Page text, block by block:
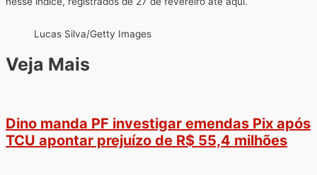
Lucas Silva/Getty Images
Veja Mais
Dino manda PF investigar emendas Pix após
TCU apontar prejuízo de R$ 55,4 milhões